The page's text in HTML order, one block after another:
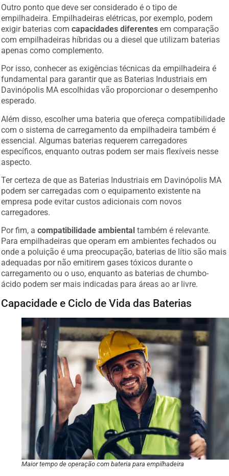
Outro ponto que deve ser considerado é o tipo de
empilhadeira. Empilhadeiras elétricas, por exemplo, podem
exigir baterias comcapacidades diferentes em comparação
com empilhadeiras híbridas ou a diesel que utilizam baterias
apenas como complemento.
Por isso, conhecer as exigências técnicas da empilhadeira é
fundamental para garantir que as Baterias Industriais em
Davinópolis MA escolhidas vão proporcionar o desempenho
esperado.
Além disso, escolher uma bateria que ofereça compatibilidade
com o sistema de carregamento da empilhadeira também é
essencial. Algumas baterias requerem carregadores
específicos, enquanto outras podem ser mais flexíveis nesse
aspecto.
Ter certeza de que as Baterias Industriais em Davinópolis MA
podem ser carregadas com o equipamento existente na
empresa pode evitar custos adicionais com novos
carregadores.
Por fim, acompatibilidade ambiental também é relevante.
Para empilhadeiras que operam em ambientes fechados ou
onde a poluição é uma preocupação, baterias de lítio são mais
adequadas por não emitirem gases tóxicos durante o
carregamento ou o uso, enquanto as baterias de chumbo-
ácido podem ser mais indicadas para áreas ao ar livre.
Capacidade e Ciclo de Vida das Baterias
Maior tempo de operação com bateria para empilhadeira